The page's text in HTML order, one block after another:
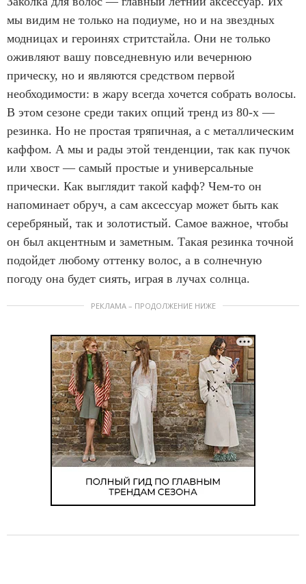
мы видим не только на подиуме, но и на звездных
модницах и героинях стритстайла. Они не только
оживляют вашу повседневную или вечернюю
прическу, но и являются средством первой
необходимости: в жару всегда хочется собрать волосы.
В этом сезоне среди таких опций тренд из 80-х —
резинка. Но не простая тряпичная, а с металлическим
каффом. А мы и рады этой тенденции, так как пучок
или хвост — самый простые и универсальные
прически. Как выглядит такой кафф? Чем-то он
напоминает обруч, а сам аксессуар может быть как
серебряный, так и золотистый. Самое важное, чтобы
он был акцентным и заметным. Такая резинка точной
подойдет любому оттенку волос, а в солнечную
погоду она будет сиять, играя в лучах солнца.
РЕКЛАМА – ПРОДОЛЖЕНИЕ НИЖЕ